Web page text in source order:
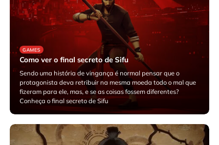
GAMES
Como ver o final secreto de Sifu
Sendo uma história de vingança é normal pensar que o
protagonista deva retribuir na mesma moeda todo o mal que
fizeram para ele, mas, e se as coisas fossem diferentes?
Conheça o final secreto de Sifu
julho 24, 2025